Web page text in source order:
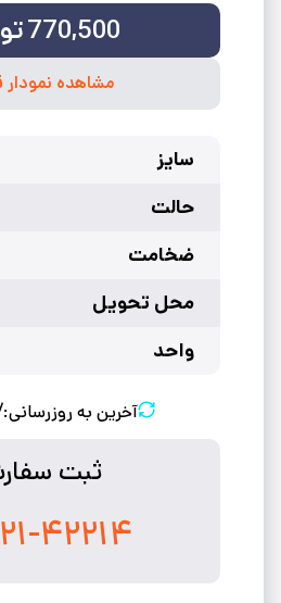
770,500
مشاهده
سایز
حالت
ضخامت
محل تحویل
واحد
آخرین به روزرسانی:
ثبت
۰۲۱-